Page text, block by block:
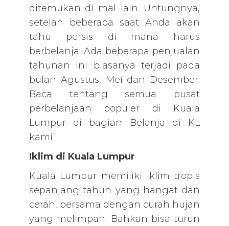
ditemukan di mal lain. Untungnya,
setelah beberapa saat Anda akan
tahu persis di mana harus
berbelanja. Ada beberapa penjualan
tahunan ini biasanya terjadi pada
bulan Agustus, Mei dan Desember.
Baca tentang semua pusat
perbelanjaan populer di Kuala
Lumpur di bagian Belanja di KL
kami .
Iklim di Kuala Lumpur
Kuala Lumpur memiliki iklim tropis
sepanjang tahun yang hangat dan
cerah, bersama dengan curah hujan
yang melimpah. Bahkan bisa turun